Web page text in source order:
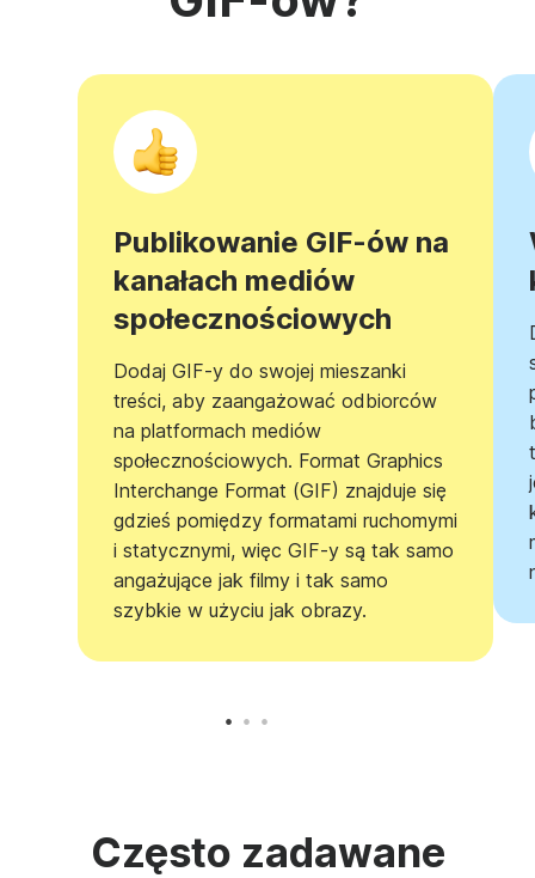
Publikowanie GIF-ów na
kanałach mediów
społecznościowych
Dodaj GIF-y do swojej mieszanki
treści, aby zaangażować odbiorców
na platformach mediów
społecznościowych. Format Graphics
Interchange Format (GIF) znajduje się
gdzieś pomiędzy formatami ruchomymi
i statycznymi, więc GIF-y są tak samo
angażujące jak filmy i tak samo
szybkie w użyciu jak obrazy.
Często zadawane